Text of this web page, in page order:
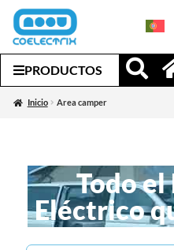
PRODUCTOS
Inicio Area camper
Todo
Eléctrico